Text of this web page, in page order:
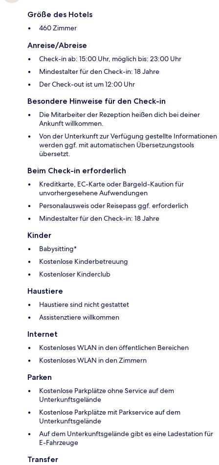
Größe des Hotels
460 Zimmer
Anreise/Abreise
Check-in ab: 15:00 Uhr, möglich bis: 23:00 Uhr
Mindestalter für den Check-in: 18 Jahre
Der Check-out ist um 12:00 Uhr
Besondere Hinweise für den Check-in
Die Mitarbeiter der Rezeption heißen dich bei deiner
Ankunft willkommen.
Von der Unterkunft zur Verfügung gestellte Informationen
werden ggf. mit automatischen Übersetzungstools
übersetzt.
Beim Check-in erforderlich
Kreditkarte, EC-Karte oder Bargeld-Kaution für
unvorhergesehene Aufwendungen
Personalausweis oder Reisepass ggf. erforderlich
Mindestalter für den Check-in: 18 Jahre
Kinder
Babysitting*
Kostenlose Kinderbetreuung
Kostenloser Kinderclub
Haustiere
Haustiere sind nicht gestattet
Assistenztiere willkommen
Internet
Kostenloses WLAN in den öffentlichen Bereichen
Kostenloses WLAN in den Zimmern
Parken
Kostenlose Parkplätze ohne Service auf dem
Unterkunftsgelände
Kostenlose Parkplätze mit Parkservice auf dem
Unterkunftsgelände
Auf dem Unterkunftsgelände gibt es eine Ladestation für
E-Fahrzeuge
Transfer